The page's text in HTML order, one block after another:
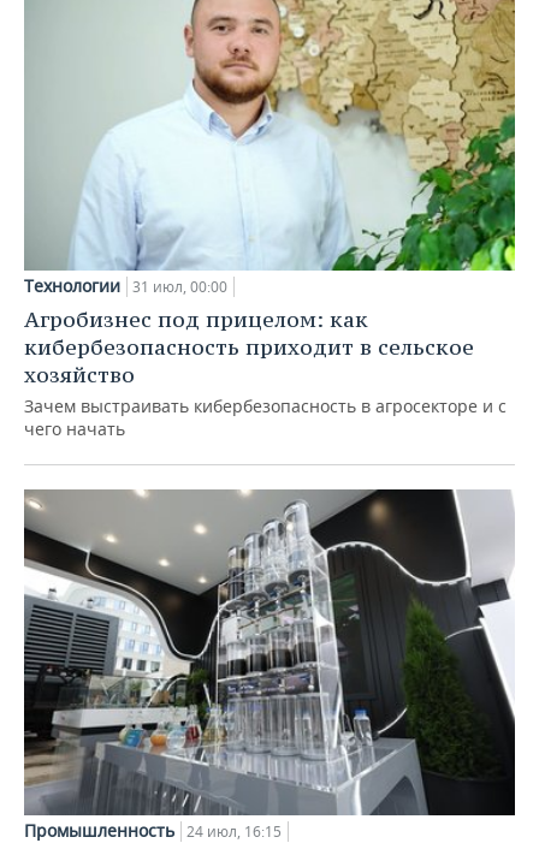
Технологии 31 июл, 00:00
Агробизнес под прицелом: как
кибербезопасность приходит в сельское
хозяйство
Зачем выстраивать кибербезопасность в агросекторе и с
чего начать
Промышленность 24 июл, 16:15